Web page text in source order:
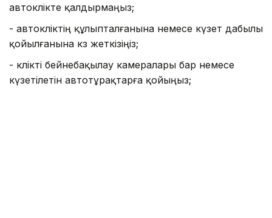
автокөлікте қалдырмаңыз;
- автокөліктің құлыпталғанына немесе күзет дабылы
қойылғанына көз жеткізіңіз;
- көлікті бейнебақылау камералары бар немесе
күзетілетін автотұрақтарға қойыңыз;